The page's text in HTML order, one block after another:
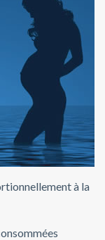
à la